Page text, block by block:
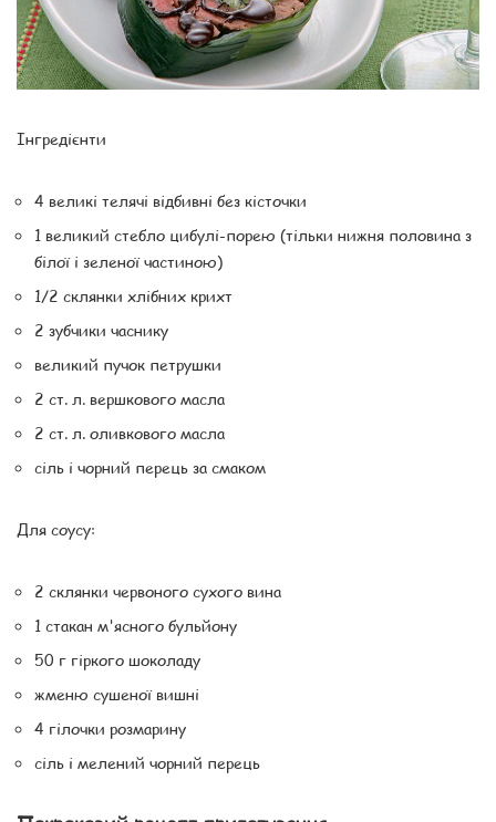
Інгредієнти
4 великі телячі відбивні без кісточки
1 великий стебло цибулі-порею (тільки нижня половина з
білої і зеленої частиною)
1/2 склянки хлібних крихт
2 зубчики часнику
великий пучок петрушки
2 ст. л. вершкового масла
2 ст. л. оливкового масла
сіль і чорний перець за смаком
Для соусу:
2 склянки червоного сухого вина
1 стакан м'ясного бульйону
50 г гіркого шоколаду
жменю сушеної вишні
4 гілочки розмарину
сіль і мелений чорний перець